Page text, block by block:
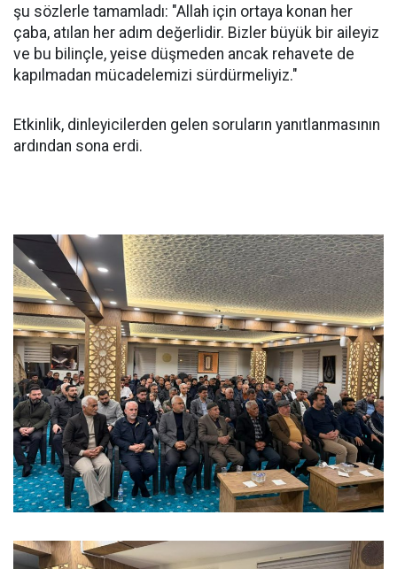
şu sözlerle tamamladı: "Allah için ortaya konan her
çaba, atılan her adım değerlidir. Bizler büyük bir aileyiz
ve bu bilinçle, yeise düşmeden ancak rehavete de
kapılmadan mücadelemizi sürdürmeliyiz."
Etkinlik, dinleyicilerden gelen soruların yanıtlanmasının
ardından sona erdi.